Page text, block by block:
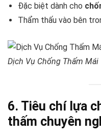
Đặc biệt dành cho
Thẩm thấu vào bên
Dịch Vụ Chống Thấm Mái
6. Tiêu chí lựa
thấm chuyên